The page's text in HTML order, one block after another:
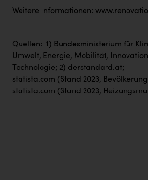
Weitere Informationen: www.
Quellen: 1) Bundesministerium für
Umwelt, Energie, Mobilität,
Technologie; 2) derstandard.at;
statista.com (Stand 2023, Bevölkerung
statista.com (Stand 2023,